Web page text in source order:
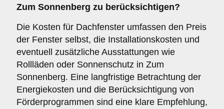
Zum Sonnenberg zu berücksichtigen?
Die Kosten für Dachfenster umfassen den Preis
der Fenster selbst, die Installationskosten und
eventuell zusätzliche Ausstattungen wie
Rollläden oder Sonnenschutz in Zum
Sonnenberg. Eine langfristige Betrachtung der
Energiekosten und die Berücksichtigung von
Förderprogrammen sind eine klare Empfehlung,